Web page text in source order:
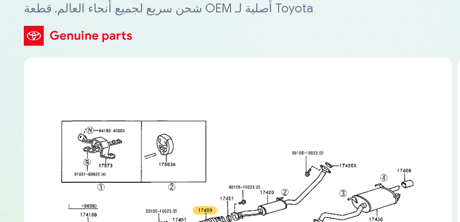
شحن سريع لجميع أنحاء العالم. قطعة OEM أصلية لـ Toyota